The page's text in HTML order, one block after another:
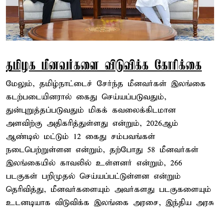
தமிழக மீனவர்களை விடுவிக்க கோரிக்கை
மேலும், தமிழ்நாட்டைச் சேர்ந்த மீனவர்கள் இலங்கை
கடற்படையினரால் கைது செய்யப்படுவதும்,
துன்புறுத்தப்படுவதும் மிகக் கவலைக்கிடமான
அளவிற்கு அதிகரித்துள்ளது என்றும், 2026ஆம்
ஆண்டில் மட்டும் 12 கைது சம்பவங்கள்
நடைபெற்றுள்ளன என்றும், தற்போது 58 மீனவர்கள்
இலங்கையில் காவலில் உள்ளனர் என்றும், 266
படகுகள் பறிமுதல் செய்யப்பட்டுள்ளன என்றும்
தெரிவித்து, மீனவர்களையும் அவர்களது படகுகளையும்
உடனடியாக விடுவிக்க இலங்கை அரசை, இந்திய அரசு